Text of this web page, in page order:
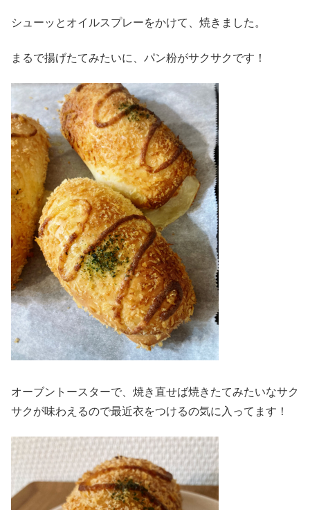
シューッとオイルスプレーをかけて、焼きました。
まるで揚げたてみたいに、パン粉がサクサクです！
オーブントースターで、焼き直せば焼きたてみたいなサク
サクが味わえるので最近衣をつけるの気に入ってます！